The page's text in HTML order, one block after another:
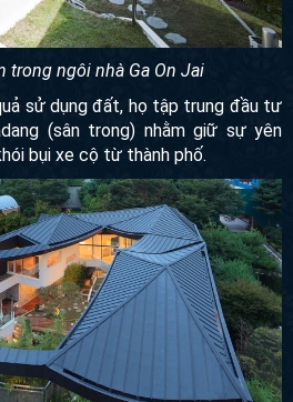
trong ngôi nhà Ga On Jai
sử dụng đất, họ tập trung đầu tư
(sân trong) nhằm giữ sự yên
bụi xe cộ từ thành phố.